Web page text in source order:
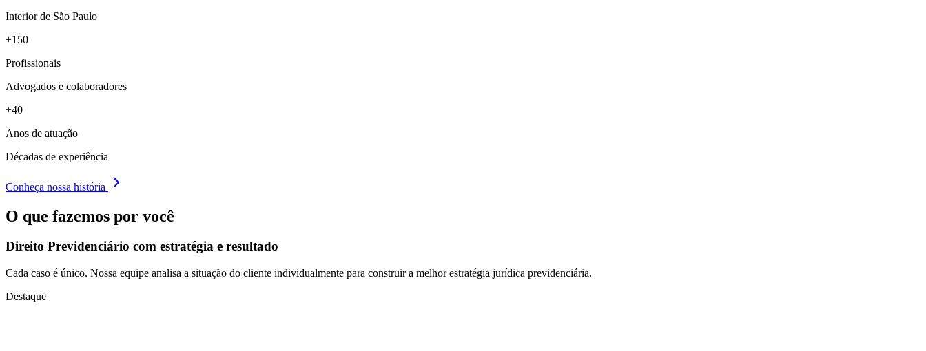
Interior de São Paulo
+150
Profissionais
Advogados e colaboradores
+40
Anos de atuação
Décadas de experiência
Conheça nossa história
O que fazemos por você
Direito Previdenciário com estratégia e resultado
Cada caso é único. Nossa equipe analisa a situação do cliente individualmente para construir a melhor estratégia jurídica previdenciária.
Destaque